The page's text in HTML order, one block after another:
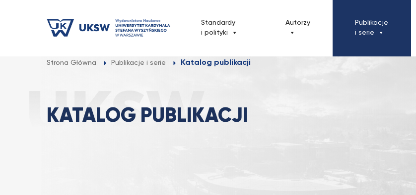
Standardy
i polityki
Autorzy
Publikacje
i serie
Strona Główna Publikacje i serie Katalog publikacji
KATALOG PUBLIKACJI